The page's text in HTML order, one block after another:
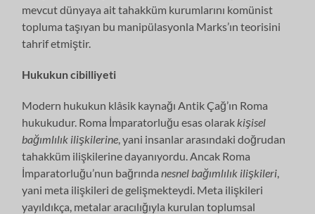
mevcut dünyaya ait tahakküm kurumlarını komünist
topluma taşıyan bu manipülasyonla Marks’ın teorisini
tahrif etmiştir.
Hukukun cibilliyeti
Modern hukukun klâsik kaynağı Antik Çağ’ın Roma
hukukudur. Roma İmparatorluğu esas olarak kişisel
bağımlılık ilişkilerine , yani insanlar arasındaki doğrudan
tahakküm ilişkilerine dayanıyordu. Ancak Roma
İmparatorluğu’nun bağrında nesnel bağımlılık ilişkileri
yani meta ilişkileri de gelişmekteydi. Meta ilişkileri
yayıldıkça, metalar aracılığıyla kurulan toplumsal